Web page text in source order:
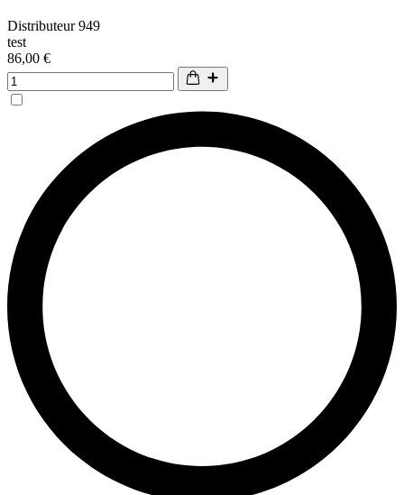
Distributeur 949
test
86,00 €